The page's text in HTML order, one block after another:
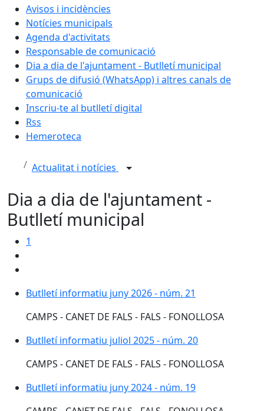
Avisos i incidències
Notícies municipals
Agenda d'activitats
Responsable de comunicació
Dia a dia de l'ajuntament - Butlletí municipal
Grups de difusió (WhatsApp) i altres canals de
comunicació
Inscriu-te al butlletí digital
Rss
Hemeroteca
Actualitat i notícies
Dia a dia de l'ajuntament -
Butlletí municipal
1
Butlletí informatiu juny 2026 - núm. 21
Butlletí informatiu juny 2026 - núm. 21
CAMPS - CANET DE FALS - FALS - FONOLLOSA
Butlletí informatiu juliol 2025 - núm. 20
Butlletí informatiu juliol 2025 - núm. 20
CAMPS - CANET DE FALS - FALS - FONOLLOSA
Butlletí informatiu juny 2024 - núm. 19
Butlletí informatiu juny 2024 - núm. 19